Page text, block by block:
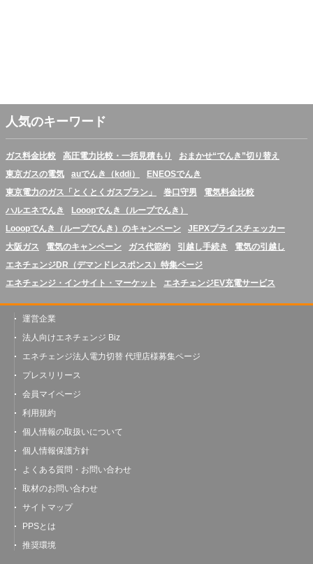
人気のキーワード
ガス料金比較 高圧電力比較・一括見積もり
おまかせ“でんき”切り替え
東京ガスの電気
auでんき（kddi）
ENEOSでんき
東京電力のガス「とくとくガスプラン」
巻口守男
電気料金比較
ハルエネでんき
Looopでんき（ループでんき）
Looopでんき（ループでんき）のキャンペーン
JEPXプライスチェッカー
大阪ガス
電気のキャンペーン ガス代節約 引越し手続き
電気の引越し
エネチェンジDR（デマンドレスポンス）特集ページ
エネチェンジ・インサイト・マーケット
エネチェンジEV充電サービス
運営企業
法人向けエネチェンジ Biz
エネチェンジ法人電力切替 代理店様募集ページ
プレスリリース
会員マイページ
利用規約
個人情報の取扱いについて
個人情報保護方針
よくある質問・お問い合わせ
取材のお問い合わせ
サイトマップ
PPSとは
推奨環境